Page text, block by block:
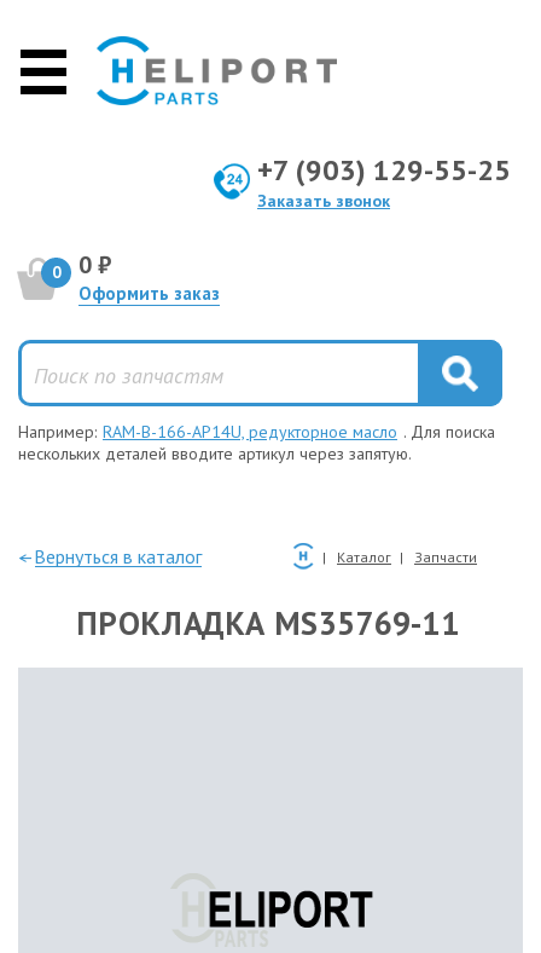
+7 (903) 129-55-25
Заказать звонок
0 0 ₽
Оформить заказ
Например: RAM-B-166-AP14U, редукторное масло . Для поиска
нескольких деталей вводите артикул через запятую.
—Вернуться в каталог Каталог Запчасти
ПРОКЛАДКА MS35769-11